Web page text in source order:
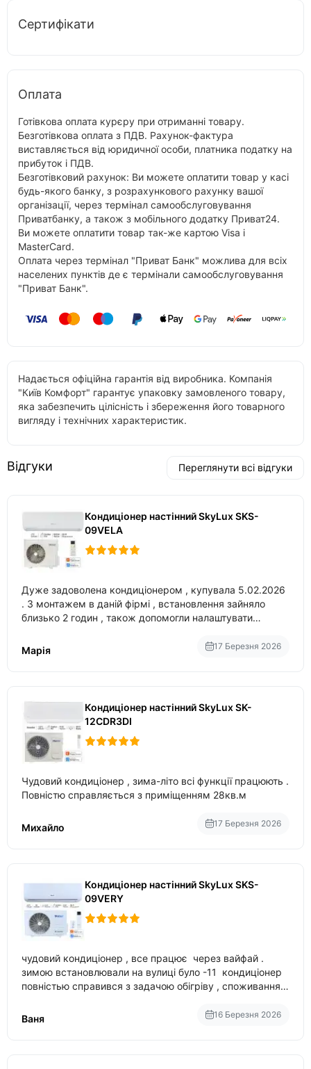
Сертифікати
Оплата
Готівкова оплата курєру при отриманні товару.
Безготівкова оплата з ПДВ. Рахунок-фактура
виставляється від юридичної особи, платника податку на
прибуток і ПДВ.
Безготівковий рахунок: Ви можете оплатити товар у касі
будь-якого банку, з розрахункового рахунку вашої
організації, через термінал самообслуговування
Приватбанку, а також з мобільного додатку Приват24.
Ви можете оплатити товар так-же картою Visa і
MasterCard.
Оплата через термінал "Приват Банк" можлива для всіх
населених пунктів де є термінали самообслуговування
"Приват Банк".
Надається офіційна гарантія від виробника. Компанія
"Київ Комфорт" гарантує упаковку замовленого товару,
яка забезпечить цілісність і збереження його товарного
вигляду і технічних характеристик.
Відгуки Переглянути всі відгуки
Кондиціонер настінний SkyLux SKS-
09VELA
Дуже задоволена кондиціонером , купувала 5.02.2026
. З монтажем в даній фірмі , встановлення зайняло
близько 2 годин , також допомогли налаштувати
Марія
17 Березня 2026
Кондиціонер настінний SkyLux SK-
12CDR3DI
Чудовий кондиціонер , зима-літо всі функції працюють .
Повністю справляється з приміщенням 28кв.м
Михайло 17 Березня 2026
Кондиціонер настінний SkyLux SKS-
09VERY
чудовий кондиціонер , все працює через вайфай .
зимою встановлювали на вулиці було -11 кондиціонер
повністью справився з задачою обігріву , споживання
температури
Ваня 16 Березня 2026